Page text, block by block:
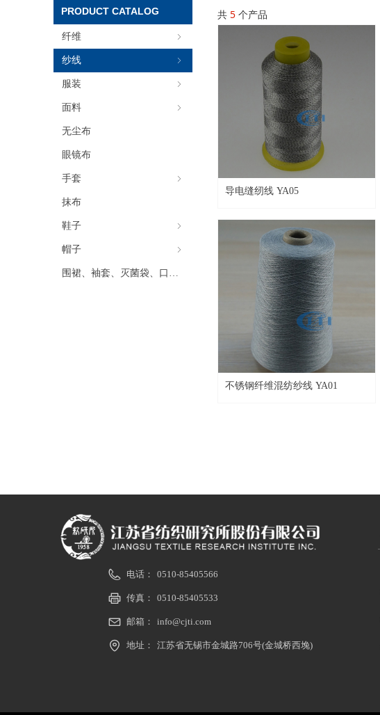
PRODUCT CATALOG
ꁇ
纤维
ꁇ
纱线
ꁇ
服装
ꁇ
面料
无尘布
眼镜布
ꁇ
手套
抹布
ꁇ
鞋子
ꁇ
帽子
围裙、袖套、灭菌袋、口罩等
共 5 个产品
导电缝纫线 YA05
不锈钢纤维混纺纱线 YA01
电话： 0510-85405566
传真： 0510-85405533
邮箱： info@cjti.com
地址： 江苏省无锡市金城路706号(金城桥西堍)